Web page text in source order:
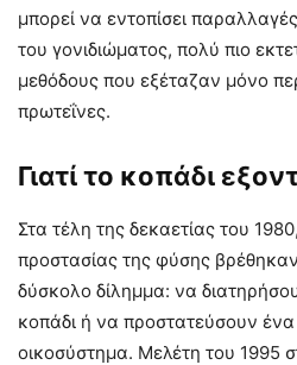
μπορεί να εντοπίσει
του γονιδιώματος, πολύ πιο
μεθόδους που εξέταζαν μόνο
πρωτεΐνες.
Γιατί το κοπάδι
Στα τέλη της δεκαετίας του 1980,
προστασίας της φύσης
δύσκολο δίλημμα: να
κοπάδι ή να προστατεύσουν ένα
οικοσύστημα. Μελέτη του 1995